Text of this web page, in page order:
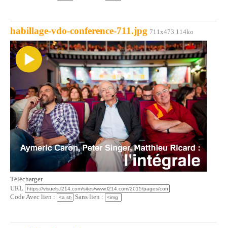
habillage-vdo-conference-711.jpg 711x473 114ko
Télécharger
URL
Code Avec lien :
Sans lien :